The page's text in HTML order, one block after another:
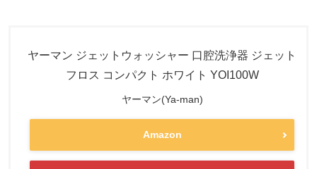
ヤーマン ジェットウォッシャー 口腔洗浄器 ジェット
フロス コンパクト ホワイト YOI100W
ヤーマン(Ya-man)
Amazon